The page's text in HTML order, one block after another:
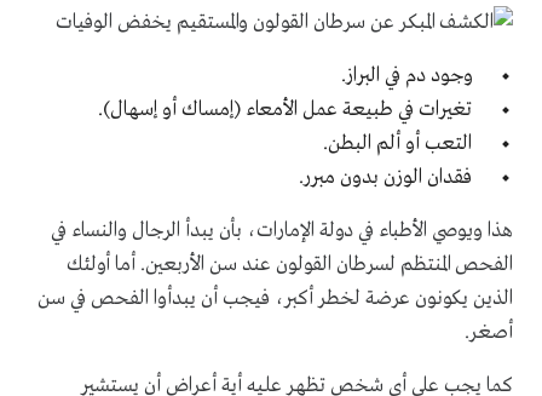
وجود دم في البراز.
تغيرات في طبيعة عمل الأمعاء (إمساك أو إسهال).
التعب أو ألم البطن.
فقدان الوزن بدون مبرر.
هذا ويوصي الأطباء في دولة الإمارات، بأن يبدأ الرجال والنساء في
الفحص المنتظم لسرطان القولون عند سن الأربعين. أما أولئك
الذين يكونون عرضة لخطر أكبر، فيجب أن يبدأوا الفحص في سن
أصغر.
كما يجب على أي شخص تظهر عليه أية أعراض أن يستشير